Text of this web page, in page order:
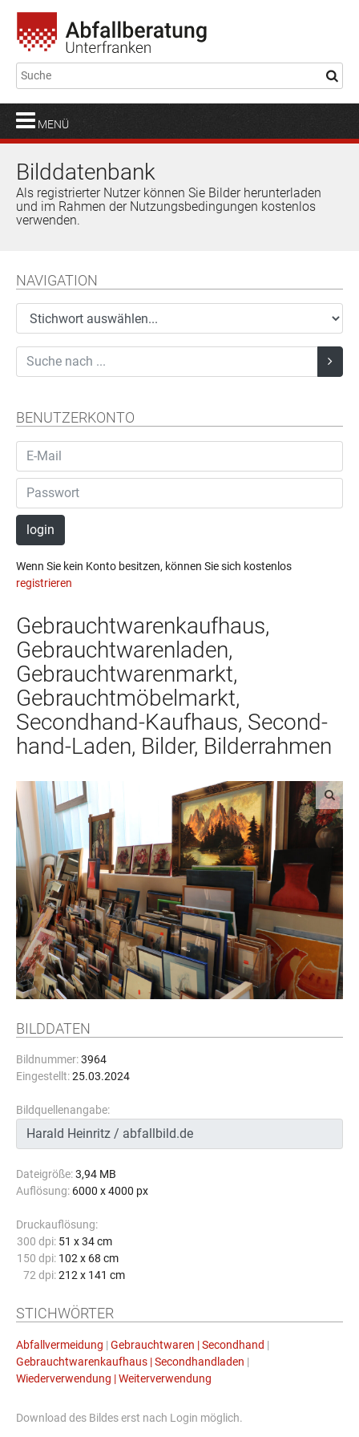
MENÜ
Bilddatenbank
Als registrierter Nutzer können Sie Bilder herunterladen
und im Rahmen der Nutzungsbedingungen kostenlos
verwenden.
NAVIGATION
BENUTZERKONTO
login
Wenn Sie kein Konto besitzen, können Sie sich kostenlos
registrieren
Gebrauchtwarenkaufhaus,
Gebrauchtwarenladen,
Gebrauchtwarenmarkt,
Gebrauchtmöbelmarkt,
Secondhand-Kaufhaus, Se­cond­
hand-Laden, Bilder, Bilderrahmen
BILDDATEN
Bildnummer:3964
Eingestellt:25.03.2024
Bildquellenangabe:
Dateigröße:3,94 MB
Auflösung: 6000 x 4000 px
Druckauflösung:
300 dpi: 51 x 34 cm
150 dpi: 102 x 68 cm
72 dpi: 212 x 141 cm
STICHWÖRTER
Abfallvermeidung | Gebrauchtwaren | Secondhand |
Gebrauchtwarenkaufhaus | Secondhandladen |
Wiederverwendung | Weiterverwendung
Download des Bildes erst nach Login möglich.